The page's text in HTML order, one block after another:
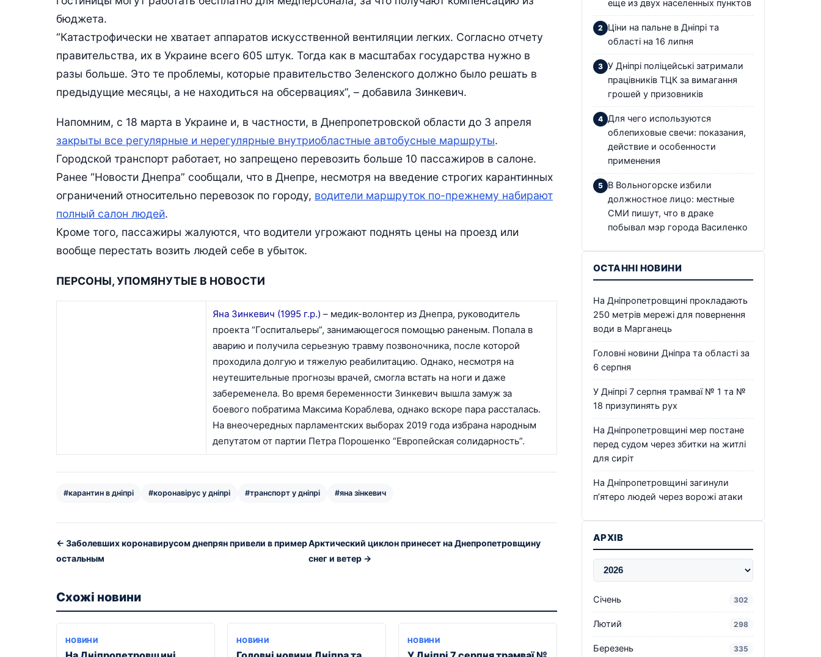
бюджета.
“Катастрофически не хватает аппаратов искусственной вентиляции легких. Согласно отчету
правительства, их в Украине всего 605 штук. Тогда как в масштабах государства нужно в
разы больше. Это те проблемы, которые правительство Зеленского должно было решать в
предыдущие месяцы, а не находиться на обсервациях”, – добавила Зинкевич.
Напомним, с 18 марта в Украине и, в частности, в Днепропетровской области до 3 апреля
закрыты все регулярные и нерегулярные внутриобластные автобусные маршруты.
Городской транспорт работает, но запрещено перевозить больше 10 пассажиров в салоне.
Ранее “Новости Днепра” сообщали, что в Днепре, несмотря на введение строгих карантинных
ограничений относительно перевозок по городу, водители маршруток по-прежнему набирают
полный салон людей.
Кроме того, пассажиры жалуются, что водители угрожают поднять цены на проезд или
вообще перестать возить людей себе в убыток.
ПЕРСОНЫ, УПОМЯНУТЫЕ В НОВОСТИ
Яна Зинкевич (1995 г.р.) – медик-волонтер из Днепра, руководитель
проекта “Госпитальеры”, занимающегося помощью раненым. Попала в
аварию и получила серьезную травму позвоночника, после которой
проходила долгую и тяжелую реабилитацию. Однако, несмотря на
неутешительные прогнозы врачей, смогла встать на ноги и даже
забеременела. Во время беременности Зинкевич вышла замуж за
боевого побратима Максима Кораблева, однако вскоре пара рассталась.
На внеочередных парламентских выборах 2019 года избрана народным
депутатом от партии Петра Порошенко “Европейская солидарность”.
#карантин в дніпрі #коронавірус у дніпрі #транспорт у дніпрі #яна зінкевич
← Заболевших коронавирусом днепрян привели в пример
остальным
Арктический циклон принесет на Днепропетровщину
снег и ветер →
Схожі новини
НОВИНИ НОВИНИ НОВИНИ
еще из двух населенных пунктов
Ціни на пальне в Дніпрі та
області на 16 липня
У Дніпрі поліцейські затримали
працівників ТЦК за вимагання
грошей у призовників
Для чего используются
облепиховые свечи: показания,
действие и особенности
применения
В Вольногорске избили
должностное лицо: местные
СМИ пишут, что в драке
побывал мэр города Василенко
ОСТАННІ НОВИНИ
На Дніпропетровщині прокладають
250 метрів мережі для повернення
води в Марганець
Головні новини Дніпра та області за
6 серпня
У Дніпрі 7 серпня трамваї № 1 та №
18 призупинять рух
На Дніпропетровщині мер постане
перед судом через збитки на житлі
для сиріт
На Дніпропетровщині загинули
п’ятеро людей через ворожі атаки
АРХІВ
Січень 302
Лютий 298
Березень 335